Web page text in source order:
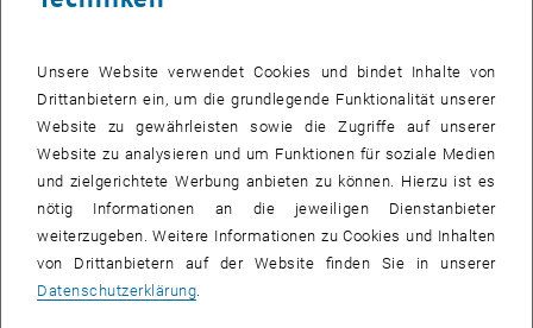
Uhr.
In einem IT-Verteilerraum in AAU1 werden die bestehenden
Switches durch jüngere, leistungsfähigere Geräte ersetzt.
Von diesem Umbau betroffen sind Netzwerkanschlüsse in den
folgenden Gebäudebereichen:
Unsere Website verwendet Cookies und bindet Inhalte von
Drittanbietern ein, um die grundlegende Funktionalität unserer
Website zu gewährleisten sowie die Zugriffe auf unserer
Website zu analysieren und um Funktionen für soziale Medien
und zielgerichtete Werbung anbieten zu können. Hierzu ist es
nötig Informationen an die jeweiligen Dienstanbieter
weiterzugeben. Weitere Informationen zu Cookies und Inhalten
von Drittanbietern auf der Website finden Sie in unserer
Datenschutzerklärung.